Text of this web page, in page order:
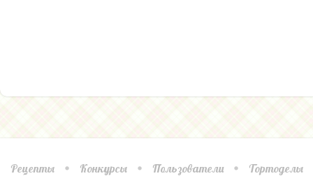
Рецепты Конкурсы Пользователи Тортоделы